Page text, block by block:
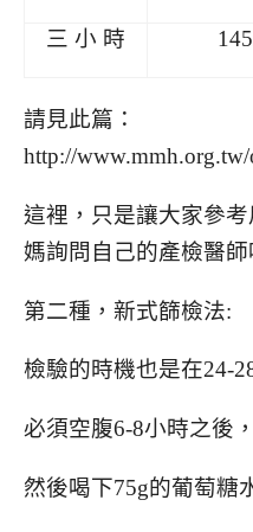
三 小 時
請見此篇：
http://
這裡，只是讓大家參
媽詢問自己的產檢醫師
第二種，新式篩檢法:
檢驗的時機也是在24-
必須空腹6-8小時之後
然後喝下75g的葡萄糖